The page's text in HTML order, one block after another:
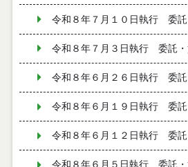
令和８年７月１０日執行 委託
令和８年７月３日執行 委託・
令和８年６月２６日執行 委託
令和８年６月１９日執行 委託
令和８年６月１２日執行 委託
令和８年６月５日執行 委託・